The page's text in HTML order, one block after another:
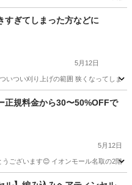
すぎてしまった方などに
5月12日
いつい刈り上げの範囲 狭くなってしま
ロン エクステ
正規料金から30〜50%OFFで
5月12日
ございます😊 イオンモール名取の2階
アサロン 縮毛矯正